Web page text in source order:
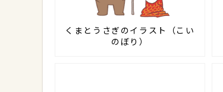
くまとうさぎのイラスト（こい
のぼり）